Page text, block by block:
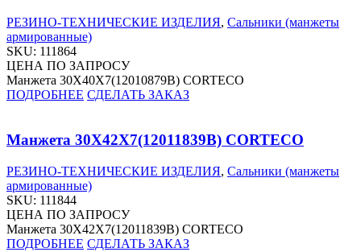
РЕЗИНО-ТЕХНИЧЕСКИЕ ИЗДЕЛИЯ, Сальники (манжеты
армированные)
SKU: 111864
ЦЕНА ПО ЗАПРОСУ
Манжета 30X40X7(12010879B) CORTECO
ПОДРОБНЕЕ СДЕЛАТЬ ЗАКАЗ
Манжета 30X42X7(12011839B) CORTECO
РЕЗИНО-ТЕХНИЧЕСКИЕ ИЗДЕЛИЯ, Сальники (манжеты
армированные)
SKU: 111844
ЦЕНА ПО ЗАПРОСУ
Манжета 30X42X7(12011839B) CORTECO
ПОДРОБНЕЕ СДЕЛАТЬ ЗАКАЗ